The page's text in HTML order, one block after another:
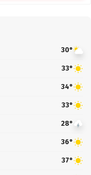
30°
33°
34°
33°
28°
36°
37°